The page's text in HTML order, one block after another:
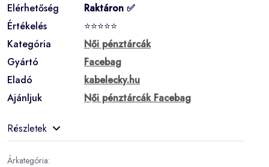
Elérhetőség
Raktáron ✅
Értékelés
⭐⭐⭐⭐⭐
Kategória
Női pénztárcák
Gyártó
Facebag
Eladó
kabelecky.hu
Ajánljuk
Női pénztárcák Facebag
Részletek
Árkategória: